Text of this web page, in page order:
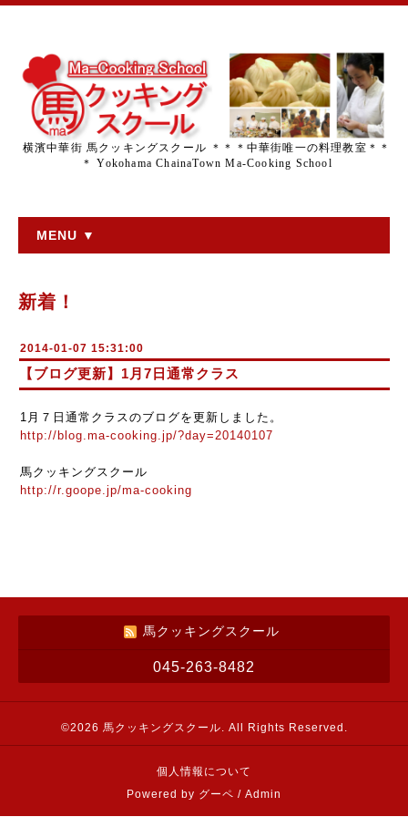
横濱中華街 馬クッキングスクール ＊＊＊中華街唯一の料理教室＊＊
＊ Yokohama ChainaTown Ma-Cooking School
MENU ▼
新着！
2014-01-07 15:31:00
【ブログ更新】1月7日通常クラス
1月７日通常クラスのブログを更新しました。
http://blog.ma-cooking.jp/?day=20140107
馬クッキングスクール
http://r.goope.jp/ma-cooking
馬クッキングスクール
045-263-8482
©2026 馬クッキングスクール . All Rights Reserved.
個人情報について
Powered by グーペ / Admin